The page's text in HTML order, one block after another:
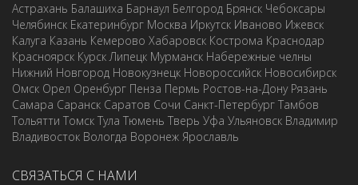
Астрахань Балашиха Барнаул Белгород Брянск Чебоксары
Челябинск Екатеринбург Москва Иркутск Иваново Ижевск
Калуга Казань Кемерово Хабаровск Кострома Краснодар
Красноярск Курск Липецк Мурманск Набережные челны
Нижний Новгород Новокузнецк Новороссийск Новосибирск
Омск Орел Оренбург Пенза Пермь Ростов-на-Дону Рязань
Самара Саранск Саратов Сочи Санкт-Петербург Тамбов
Тольятти Томск Тула Тюмень Тверь Уфа Ульяновск Владимир
Владивосток Вологда Воронеж Ярославль
СВЯЗАТЬСЯ С НАМИ